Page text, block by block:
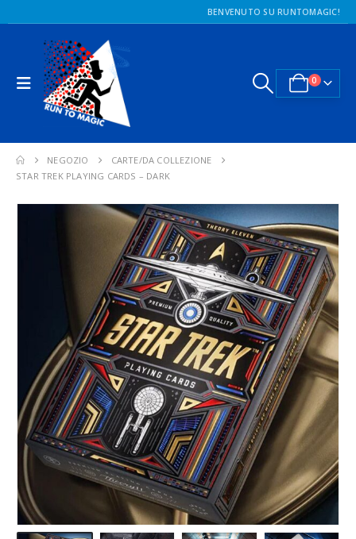
BENVENUTO SU RUNTOMAGIC!
0
NEGOZIO
CARTE/DA COLLEZIONE
STAR TREK PLAYING CARDS – DARK